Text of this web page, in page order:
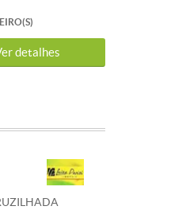
detalhes